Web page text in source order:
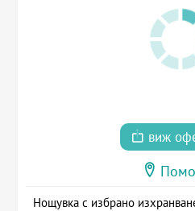
виж
Нощувка с избрано